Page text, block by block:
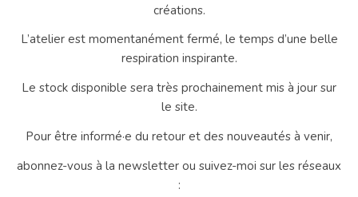
créations.
L’atelier est momentanément fermé, le temps d’une belle
respiration inspirante.
Le stock disponible sera très prochainement mis à jour sur
le site.
Pour être informé·e du retour et des nouveautés à venir,
abonnez-vous à la newsletter ou suivez-moi sur les réseaux
: